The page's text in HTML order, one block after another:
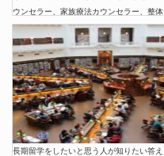
ウンセラー、家族療法カウンセラー、整体
ボディケアセラピスト、ヨガインストラク
ター～
長期留学をしたいと思う人が知りたい答え